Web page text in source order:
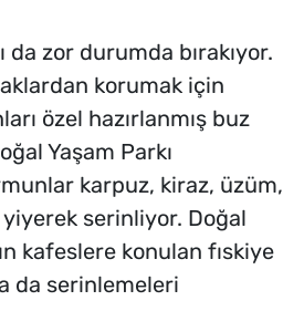
da zor durumda bırakıyor.
korumak için
özel hazırlanmış buz
Yaşam Parkı
karpuz, kiraz, üzüm,
serinliyor. Doğal
kafeslere konulan fıskiye
da serinlemeleri